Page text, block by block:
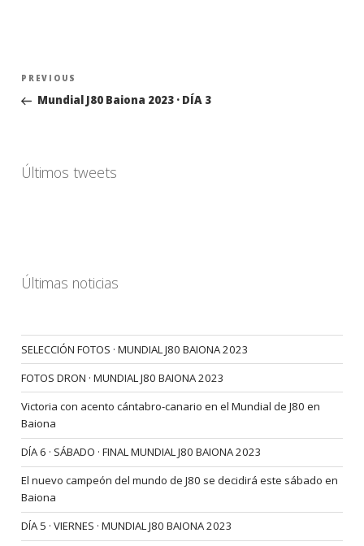
Navegación
entradas
Previous
Post
PREVIOUS
Mundial J80 Baiona 2023 · DÍA 3
Últimos tweets
Últimas noticias
SELECCIÓN FOTOS · MUNDIAL J80 BAIONA 2023
FOTOS DRON · MUNDIAL J80 BAIONA 2023
Victoria con acento cántabro-canario en el Mundial de J80 en
Baiona
DÍA 6 · SÁBADO · FINAL MUNDIAL J80 BAIONA 2023
El nuevo campeón del mundo de J80 se decidirá este sábado en
Baiona
DÍA 5 · VIERNES · MUNDIAL J80 BAIONA 2023